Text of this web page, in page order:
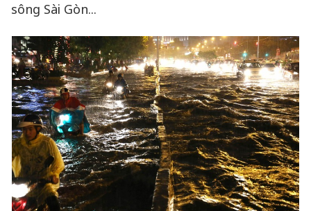
sông Sài Gòn...